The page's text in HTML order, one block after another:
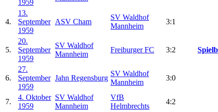
1959
4.
13.
September
1959
ASV Cham
SV Waldhof
Mannheim
3:1
5.
20.
September
1959
SV Waldhof
Mannheim
Freiburger FC 3:2
6.
27.
September
1959
Jahn Regensburg
SV Waldhof
Mannheim
3:0
7.
4. Oktober
1959
SV Waldhof
Mannheim
VfB
Helmbrechts
4:2